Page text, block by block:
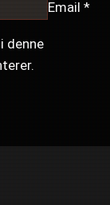
Email *
denne